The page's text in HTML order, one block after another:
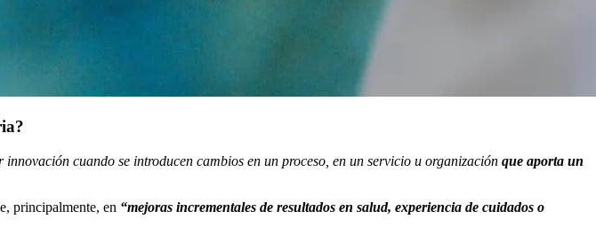
innovación cuando se introducen cambios en un proceso, en un servicio u organización que aporta un
principalmente, en “mejoras incrementales de resultados en salud, experiencia de cuidados o